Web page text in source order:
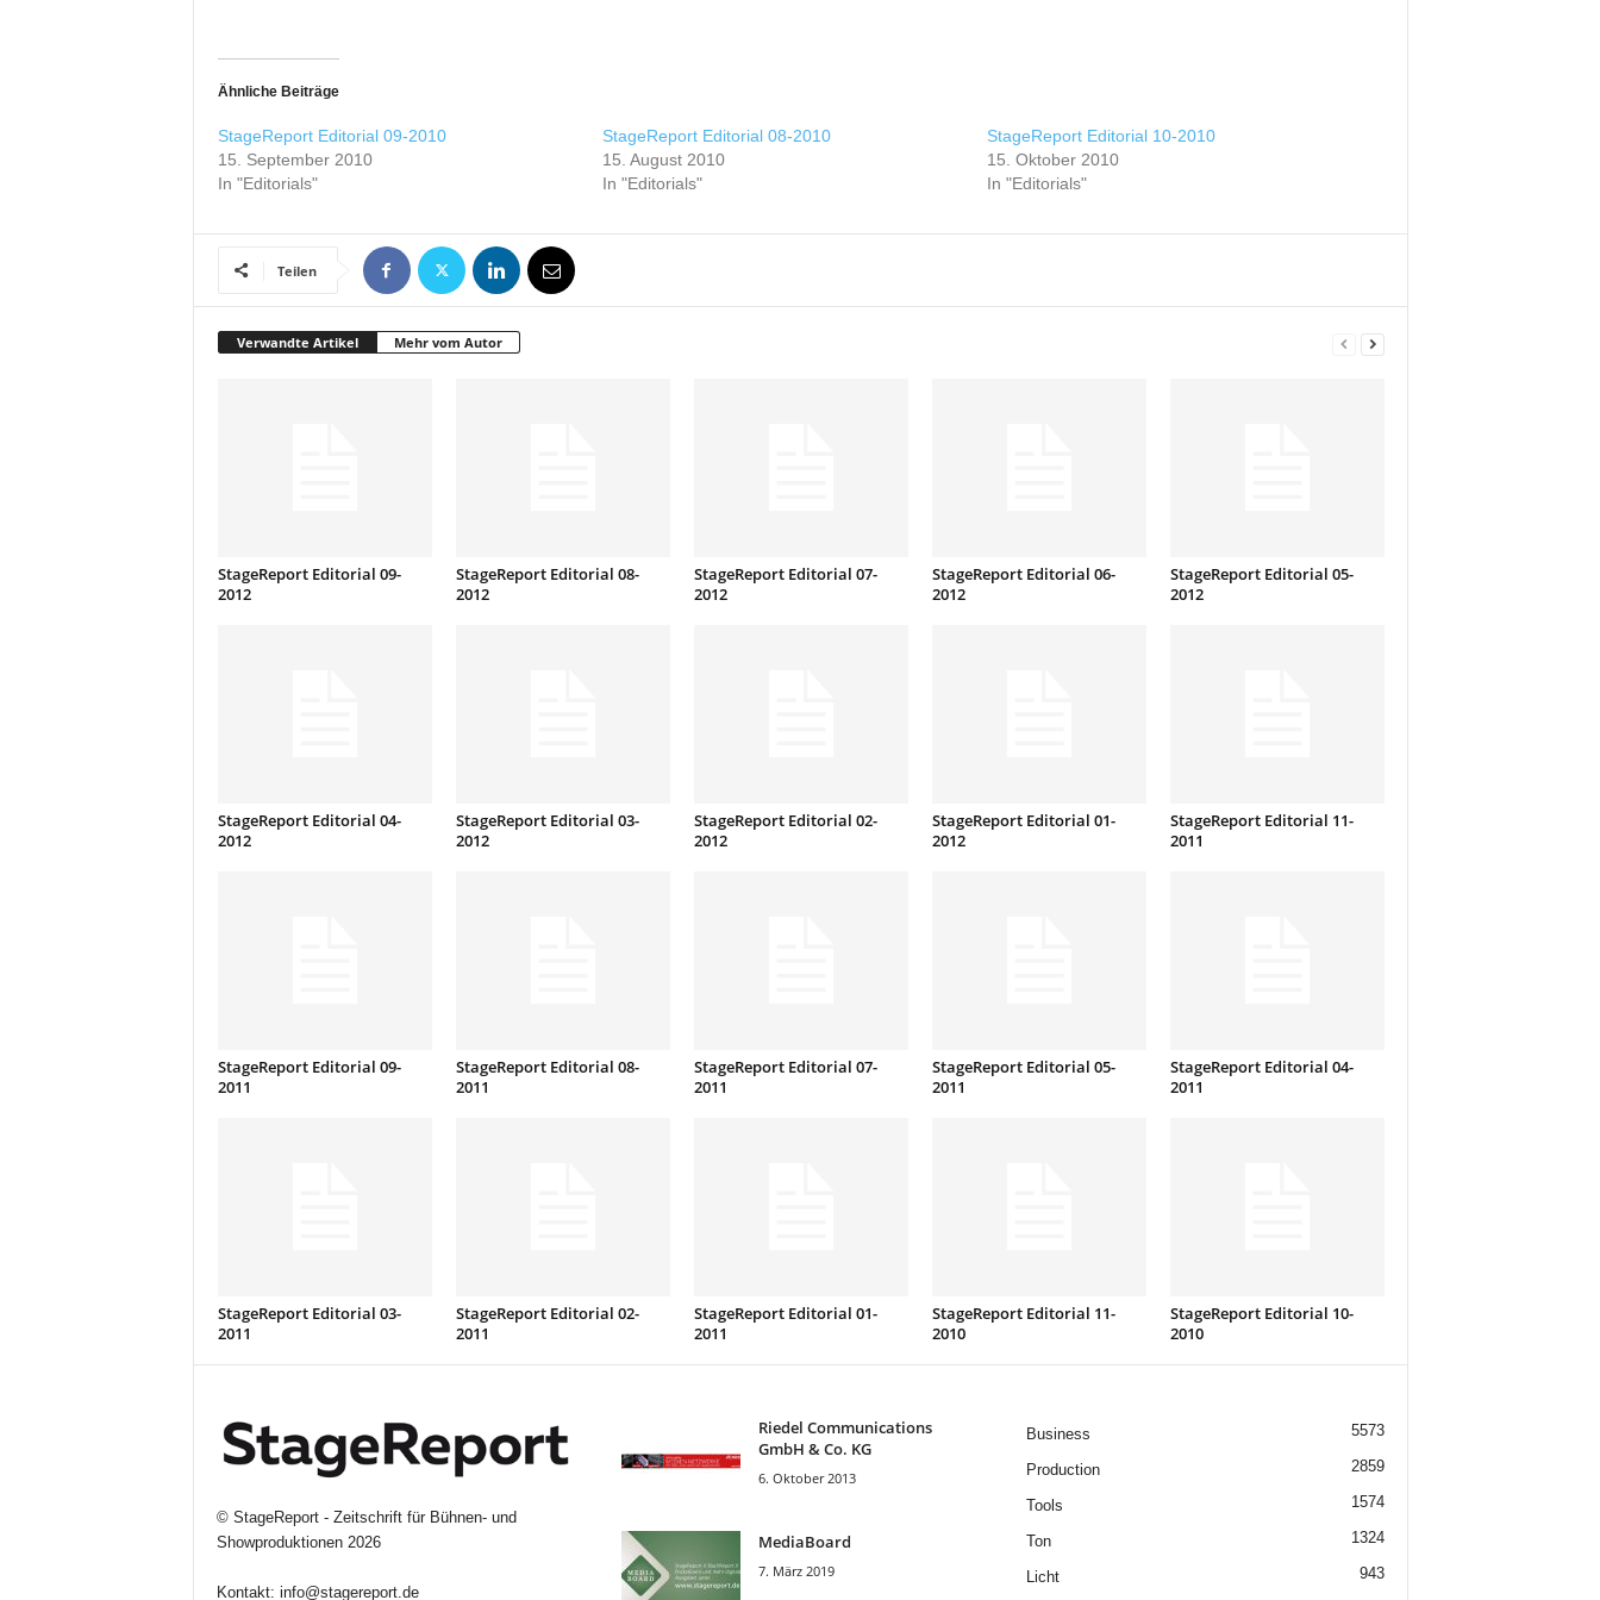
e
Ähnliche Beiträge
StageReport Editorial 09-2010
15. September 2010
In "Editorials"
StageReport Editorial 08-2010
15. August 2010
In "Editorials"
StageReport Editorial 10-2010
15. Oktober 2010
In "Editorials"
Teilen
Verwandte Artikel Mehr vom Autor
StageReport Editorial 09-
2012
StageReport Editorial 08-
2012
StageReport Editorial 07-
2012
StageReport Editorial 06-
2012
StageReport Editorial 05-
2012
StageReport Editorial 04-
2012
StageReport Editorial 03-
2012
StageReport Editorial 02-
2012
StageReport Editorial 01-
2012
StageReport Editorial 11-
2011
StageReport Editorial 09-
2011
StageReport Editorial 08-
2011
StageReport Editorial 07-
2011
StageReport Editorial 05-
2011
StageReport Editorial 04-
2011
StageReport Editorial 03-
2011
StageReport Editorial 02-
2011
StageReport Editorial 01-
2011
StageReport Editorial 11-
2010
StageReport Editorial 10-
2010
© StageReport - Zeitschrift für Bühnen- und
Showproduktionen2026
Kontakt: info@stagereport.de
Riedel Communica­tions
GmbH & Co. KG
6. Oktober 2013
MediaBoard
7. März 2019
Business 5573
Production 2859
Tools 1574
Ton 1324
Licht 943